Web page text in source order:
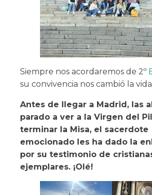
Siempre nos acordaremos de 2º
su convivencia nos cambió la
Antes de llegar a Madrid, las
parado a ver a la Virgen del
terminar la Misa, el sacerdote
emocionado les ha dado la
por su testimonio de
ejemplares. ¡Olé!